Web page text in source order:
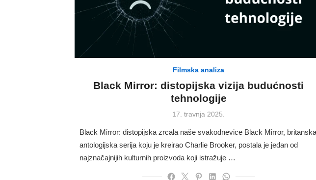
Filmska analiza
Black Mirror: distopijska vizija budućnosti
tehnologije
Posted
17. travnja 2025.
Black Mirror: distopijska zrcala naše svakodnevice Black Mirror, britanska
antologijska serija koju je kreirao Charlie Brooker, postala je jedan od
najznačajnijih kulturnih proizvoda koji istražuje …